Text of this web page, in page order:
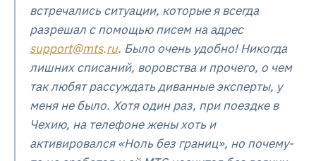
встречались ситуации, которые я всегда
разрешал с помощью писем на адрес
support@mts.ru. Было очень удобно! Никогда
лишних списаний, воровства и прочего, о чем
так любят рассуждать диванные эксперты, у
меня не было. Хотя один раз, при поездке в
Чехию, на телефоне жены хоть и
активировался «Ноль без границ», но почему-